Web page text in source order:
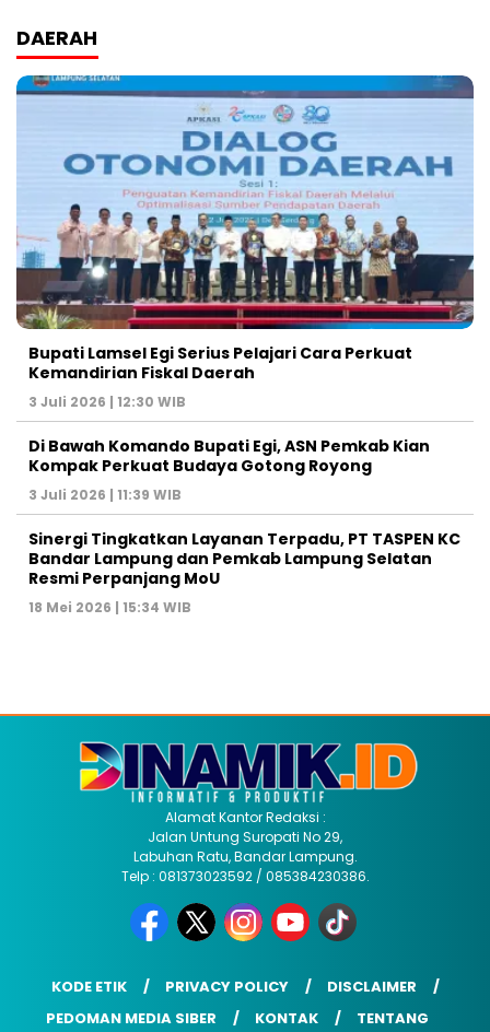
DAERAH
Bupati Lamsel Egi Serius Pelajari Cara Perkuat
Kemandirian Fiskal Daerah
3 Juli 2026 | 12:30 WIB
Di Bawah Komando Bupati Egi, ASN Pemkab Kian
Kompak Perkuat Budaya Gotong Royong
3 Juli 2026 | 11:39 WIB
Sinergi Tingkatkan Layanan Terpadu, PT TASPEN KC
Bandar Lampung dan Pemkab Lampung Selatan
Resmi Perpanjang MoU
18 Mei 2026 | 15:34 WIB
Alamat Kantor Redaksi :
Jalan Untung Suropati No 29,
Labuhan Ratu, Bandar Lampung.
Telp : 081373023592 / 085384230386.
KODE ETIK PRIVACY POLICY
DISCLAIMER
PEDOMAN MEDIA SIBER
KONTAK TENTANG